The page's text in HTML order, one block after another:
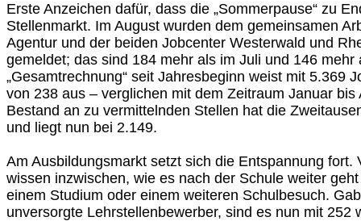
Erste Anzeichen dafür, dass die „Sommerpause“ zu
Stellenmarkt. Im August wurden dem gemeinsamen
Agentur und der beiden Jobcenter Westerwald und
gemeldet; das sind 184 mehr als im Juli und 146 mehr
„Gesamtrechnung“ seit Jahresbeginn weist mit 5.369
von 238 aus – verglichen mit dem Zeitraum Januar bis
Bestand an zu vermittelnden Stellen hat die
und liegt nun bei 2.149.
Am Ausbildungsmarkt setzt sich die Entspannung fort.
wissen inzwischen, wie es nach der Schule weiter
einem Studium oder einem weiteren Schulbesuch.
unversorgte Lehrstellenbewerber, sind es nun mit 252